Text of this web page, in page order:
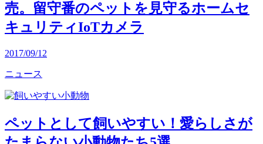
売。留守番のペットを見守るホームセ
キュリティIoTカメラ
2017/09/12
ニュース
ペットとして飼いやすい！愛らしさが